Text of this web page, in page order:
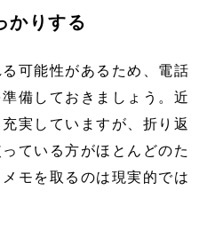
かりする
可能性があるため、電話
備しておきましょう。近
実していますが、折り返
ている方がほとんどのた
モを取るのは現実的では